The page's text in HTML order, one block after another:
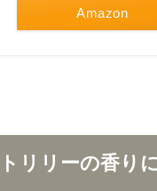
Amazon
リリーの香り